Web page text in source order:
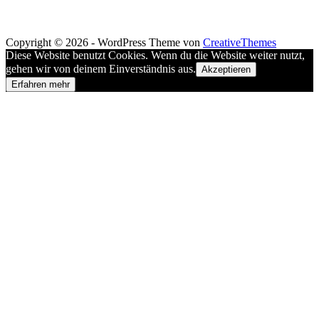
Copyright © 2026 - WordPress Theme von CreativeThemes
Diese Website benutzt Cookies. Wenn du die Website weiter nutzt,
gehen wir von deinem Einverständnis aus. Akzeptieren
Erfahren mehr